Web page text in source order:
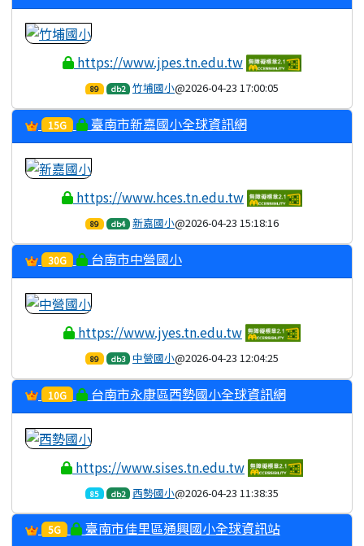
https://www.jpes.tn.edu.tw
89 db2 竹埔國小@2026-04-23 17:00:05
15G 臺南市新嘉國小全球資訊網
https://www.hces.tn.edu.tw
89 db4 新嘉國小@2026-04-23 15:18:16
30G 台南市中營國小
https://www.jyes.tn.edu.tw
89 db3 中營國小@2026-04-23 12:04:25
10G 台南市永康區西勢國小全球資訊網
https://www.sises.tn.edu.tw
85 db2 西勢國小@2026-04-23 11:38:35
5G 臺南市佳里區通興國小全球資訊站